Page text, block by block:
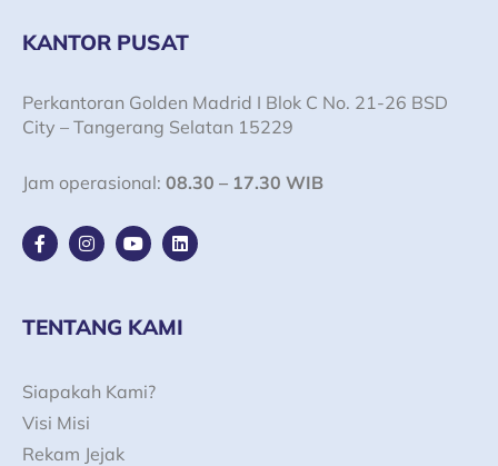
KANTOR PUSAT
Perkantoran Golden Madrid I Blok C No. 21-26 BSD
City – Tangerang Selatan 15229
Jam operasional: 08.30 – 17.30 WIB
F
a
o
o
f
I
n
g
r
Y
o
b
e
L
i
d
i
TENTANG KAMI
Siapakah Kami?
Visi Misi
Rekam Jejak